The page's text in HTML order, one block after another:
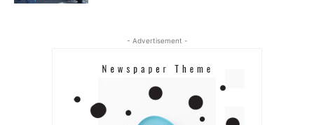
- Advertisement -